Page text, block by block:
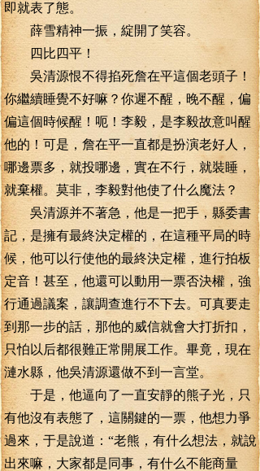
即就表了態。
薛雪精神一振，綻開了笑容。
四比四平！
吳清源恨不得掐死詹在平這個老頭子！
你繼續睡覺不好嘛？你遲不醒，晚不醒，偏
偏這個時候醒！呃！李毅，是李毅故意叫醒
他的！可是，詹在平一直都是扮演老好人，
哪邊票多，就投哪邊，實在不行，就裝睡，
就棄權。莫非，李毅對他使了什么魔法？
吳清源并不著急，他是一把手，縣委書
記，是擁有最終決定權的，在這種平局的時
候，他可以行使他的最終決定權，進行拍板
定音！甚至，他還可以動用一票否決權，強
行通過議案，讓調查進行不下去。可真要走
到那一步的話，那他的威信就會大打折扣，
只怕以后都很難正常開展工作。畢竟，現在
漣水縣，他吳清源還做不到一言堂。
于是，他逼向了一直安靜的熊子光，只
有他沒有表態了，這關鍵的一票，他想力爭
過來，于是說道：“老熊，有什么想法，就說
出來嘛，大家都是同事，有什么不能商量